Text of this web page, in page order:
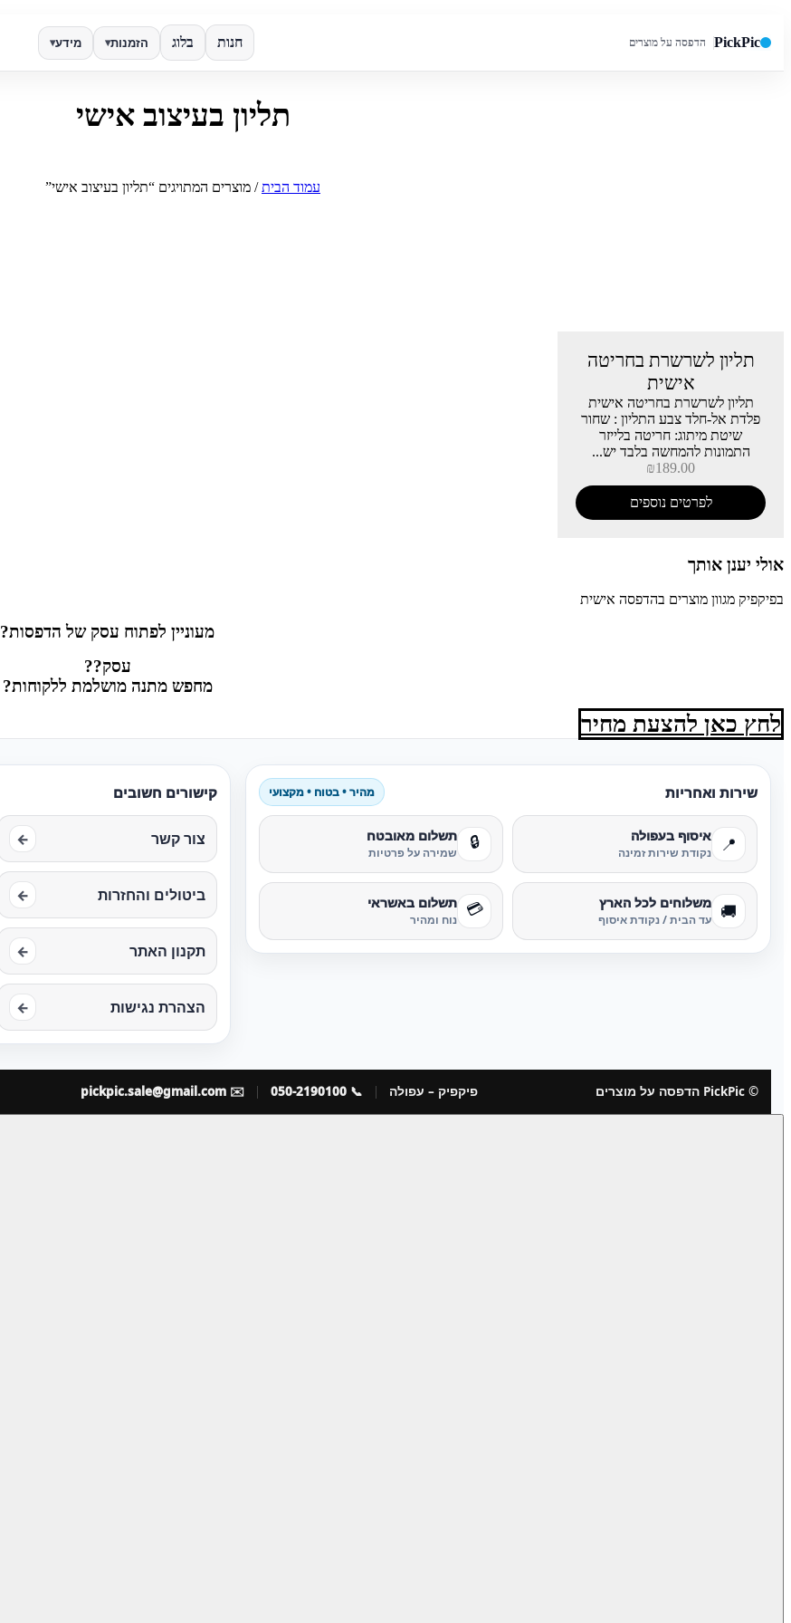
PickPic הדפסה על מוצרים חנות בלוג הזמנות▾ מידע▾
✕
תליון בעיצוב אישי
עמוד הבית/ מוצרים המתויגים “תליון בעיצוב אישי”
תליון לשרשרת בחריטה
אישית
תליון לשרשרת בחריטה אישית
פלדת אל-חלד צבע התליון : שחור
שיטת מיתוג: חריטה בלייזר
התמונות להמחשה בלבד יש...
₪189.00
לפרטים נוספים
אולי יענן אותך
בפיקפיק מגוון מוצרים בהדפסה אישית
מעוניין לפתוח עסק של הדפסות?
עסק??
מחפש מתנה מושלמת ללקוחות?
לחץ כאן להצעת מחיר
שירות ואחריות מהיר • בטוח • מקצועי
📍 איסוף בעפולה
נקודת שירות זמינה 🔒 תשלום מאובטח
שמירה על פרטיות
🚚 משלוחים לכל הארץ
עד הבית / נקודת איסוף 💳 תשלום באשראי
נוח ומהיר
קישורים חשובים
צור קשר ←
ביטולים והחזרות ←
תקנון האתר ←
הצהרת נגישות ←
© PickPic הדפסה על מוצרים פיקפיק – עפולה 📞 050-2190100
✉️
pickpic.sale@gmail.com